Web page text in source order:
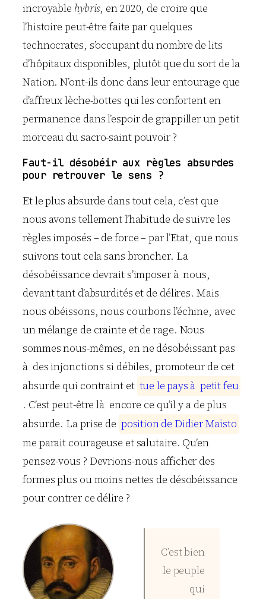
incroyable hybris, en 2020, de croire que
l’histoire peut-être faite par quelques
technocrates, s’occupant du nombre de lits
d’hôpitaux disponibles, plutôt que du sort de la
Nation. N’ont-ils donc dans leur entourage que
d’affreux lèche-bottes qui les confortent en
permanence dans l’espoir de grappiller un petit
morceau du sacro-saint pouvoir ?
Faut-il désobéir aux règles absurdes
pour retrouver le sens ?
Et le plus absurde dans tout cela, c’est que
nous avons tellement l’habitude de suivre les
règles imposés – de force – par l’Etat, que nous
suivons tout cela sans broncher. La
désobéissance devrait s’imposer à nous,
devant tant d’absurdités et de délires. Mais
nous obéissons, nous courbons l’échine, avec
un mélange de crainte et de rage. Nous
sommes nous-mêmes, en ne désobéissant pas
à des injonctions si débiles, promoteur de cet
absurde qui contraint et tue lepays à petitfeu
. C’est peut-être là encore ce qu’il y a de plus
absurde. La prise de positionde DidierMaïsto
me parait courageuse et salutaire. Qu’en
pensez-vous ? Devrions-nous afficher des
formes plus ou moins nettes de désobéissance
pour contrer ce délire ?
C’est bien
le peuple
qui